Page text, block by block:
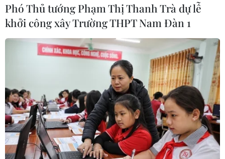
Phó Thủ tướng Phạm Thị Thanh Trà dự lễ
khởi công xây Trường THPT Nam Đàn 1